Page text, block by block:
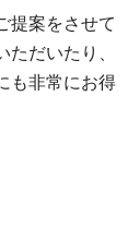
提案をさせて
だいたり、
も非常にお得